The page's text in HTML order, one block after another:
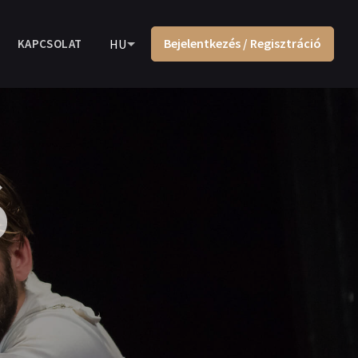
KAPCSOLAT HU Bejelentkezés / Regisztráció